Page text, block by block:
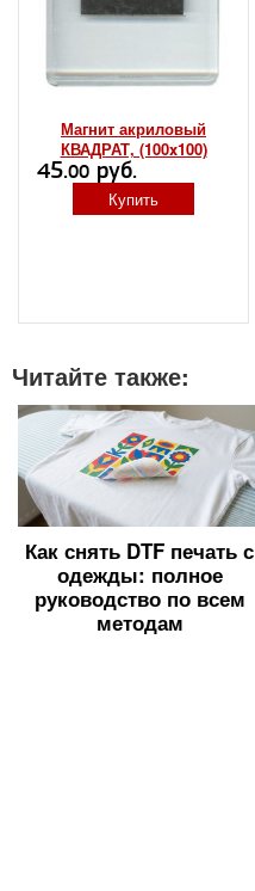
Магнит акриловый
КВАДРАТ, (100x100)
45.00 руб.
Купить
Читайте также:
Как снять DTF печать с
одежды: полное
руководство по всем
методам